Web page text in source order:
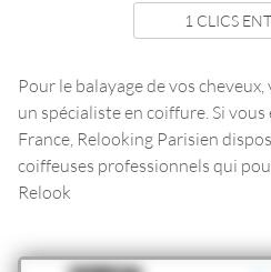
1 CLICS
Pour le balayage de vos
un spécialiste en coiffure. Si
France, Relooking Parisien
coiffeuses professionnels qui
Relook